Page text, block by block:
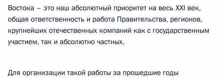
Востока – это наш абсолютный приоритет на весь XXI век,
общая ответственность и работа Правительства, регионов,
крупнейших отечественных компаний как с государственным
участием, так и абсолютно частных.
Для организации такой работы за прошедшие годы